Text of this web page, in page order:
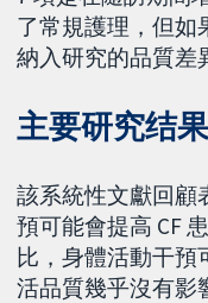
了常規護理，但如
納入研究的品質差
主要研究结果
該系統性文獻回顧
預可能會提高 CF
比，身體活動干預
活品質幾乎沒有影